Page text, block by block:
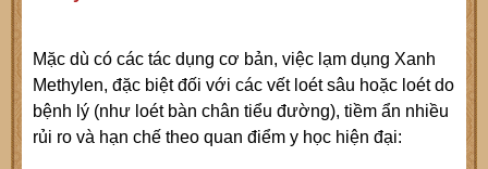
Mặc dù có các tác dụng cơ bản, việc lạm dụng Xanh
Methylen, đặc biệt đối với các vết loét sâu hoặc loét do
bệnh lý (như loét bàn chân tiểu đường), tiềm ẩn nhiều
rủi ro và hạn chế theo quan điểm y học hiện đại: